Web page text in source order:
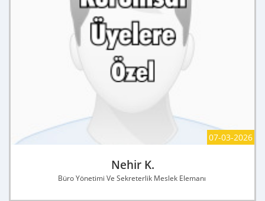
07-03-2026
Nehir K.
Büro Yönetimi Ve Sekreterlik Meslek Elemanı